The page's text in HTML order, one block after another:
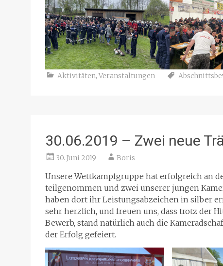
Aktivitäten, Veranstaltungen
30.06.2019 – Zwei neue
30. Juni 2019 Boris
Unsere Wettkampfgruppe hat erfolgreich an
teilgenommen und zwei unserer jungen
haben dort ihr Leistungsabzeichen in silber
sehr herzlich, und freuen uns, dass trotz der
Bewerb, stand natürlich auch die
der Erfolg gefeiert.